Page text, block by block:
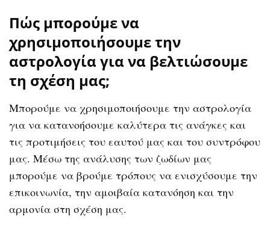
Πώς μπορούμε να
χρησιμοποιήσουμε την
αστρολογία για να βελτιώσουμε
τη σχέση μας;
Μπορούμε να χρησιμοποιήσουμε την αστρολογία
για να κατανοήσουμε καλύτερα τις ανάγκες και
τις προτιμήσεις του εαυτού μας και του συντρόφου
μας. Μέσω της ανάλυσης των ζωδίων μας
μπορούμε να βρούμε τρόπους να ενισχύσουμε την
επικοινωνία, την αμοιβαία κατανόηση και την
αρμονία στη σχέση μας.